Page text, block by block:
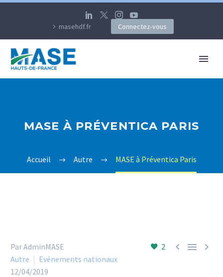
masehdf.fr Connectez-vous
MASE À PRÉVENTICA PARIS
Accueil Autre MASE à Préventica Paris
2   
Par AdminMASE
Autre
Evénements nationaux
12/04/2019